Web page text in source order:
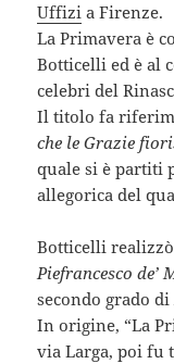
Uffizi a Firenze.
La Primavera è
Botticelli ed è al
celebri del
Il titolo fa
che le Grazie
quale si è partiti
allegorica del
Botticelli
Piefrancesco de’
secondo grado di
In origine, “La
via Larga, poi fu